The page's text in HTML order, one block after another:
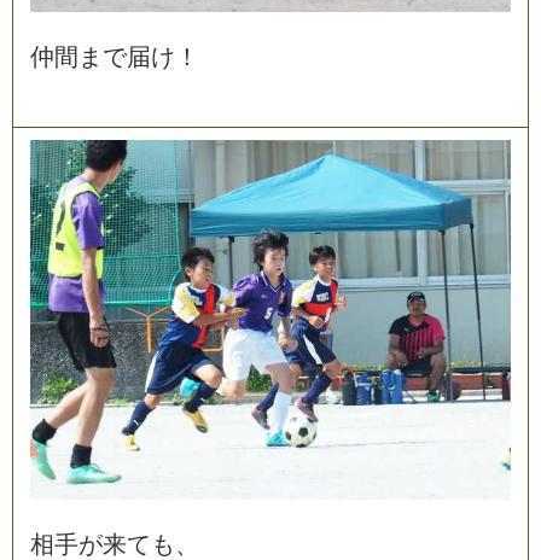
仲間 ま で届け ！
相手が来て も 、